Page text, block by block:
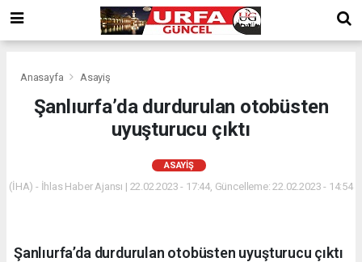
Anasayfa Asayiş
Şanlıurfa’da durdurulan otobüsten
uyuşturucu çıktı
ASAYIŞ
(İHA) - İhlas Haber Ajansı | 22.02.2023 - 17:44, Güncelleme: 22.02.2023 - 14:54
Şanlıurfa’da durdurulan otobüsten uyuşturucu çıktı